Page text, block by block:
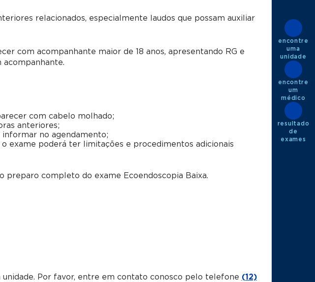
relacionados, especialmente laudos que possam auxiliar
com acompanhante maior de 18 anos, apresentando RG e
acompanhante.
com cabelo molhado;
anteriores;
no agendamento;
exame poderá ter limitações e procedimentos adicionais
preparo completo do exame Ecoendoscopia Baixa.
Por favor, entre em contato conosco pelo telefone (12)
encontre
uma
unidade
encontre
um
médico
resultado
de
exames